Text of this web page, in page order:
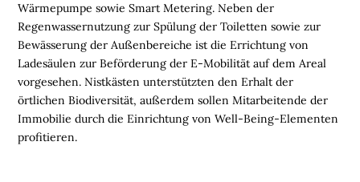
N
Wärmepumpe sowie Smart Metering. Neben der
Regenwassernutzung zur Spülung der Toiletten sowie zur
Bewässerung der Außenbereiche ist die Errichtung von
Ladesäulen zur Beförderung der E-Mobilität auf dem Areal
vorgesehen. Nistkästen unterstützten den Erhalt der
örtlichen Biodiversität, außerdem sollen Mitarbeitende der
Immobilie durch die Einrichtung von Well-Being-Elementen
profitieren.